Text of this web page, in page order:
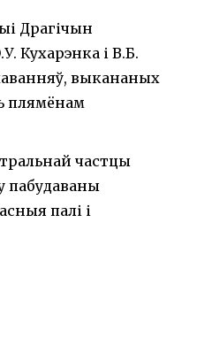
Драгічын
Кухарэнка і В.Б.
выкананых
плямёнам
частцы
пабудаваны
палі і